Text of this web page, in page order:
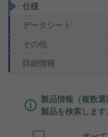
仕様
データシート
その他
詳細情報
製品情報（複数
製品を検索します